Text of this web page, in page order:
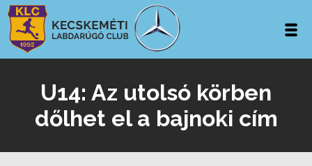
U14: Az utolsó körben
dőlhet el a bajnoki cím